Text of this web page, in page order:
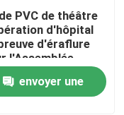
PVC de théâtre
d'hôpital
d'éraflure
l'Assemblée
d'hôpital
envoyer une